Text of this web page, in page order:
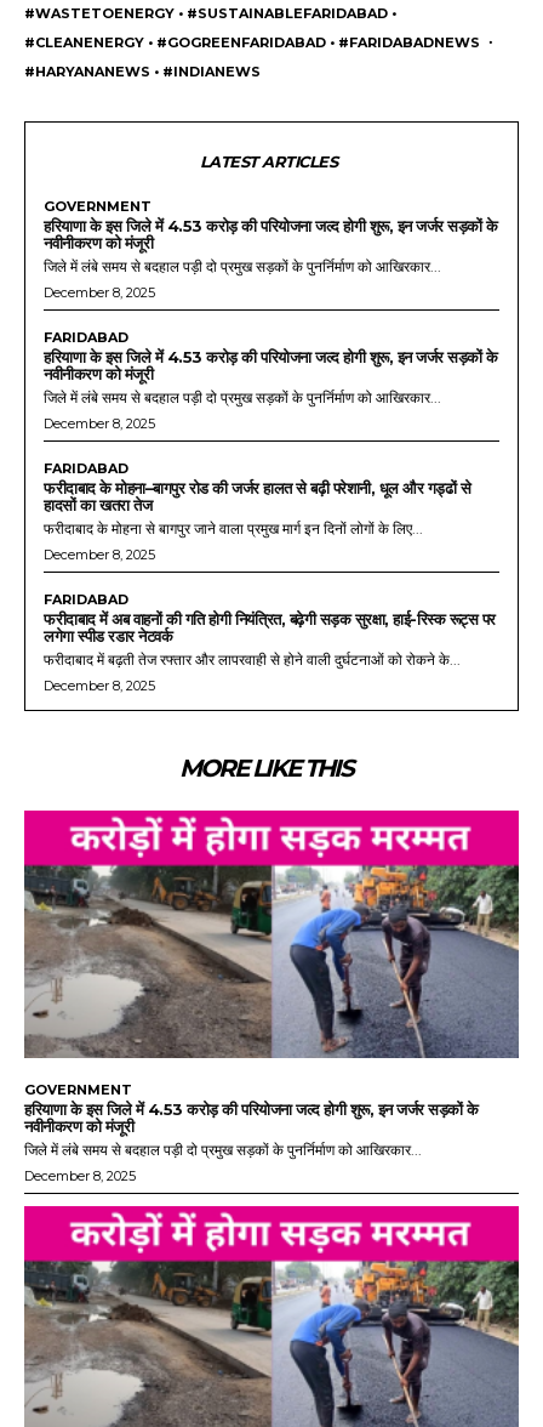
#WASTETOENERGY • #SUSTAINABLEFARIDABAD •
#CLEANENERGY • #GOGREENFARIDABAD • #FARIDABADNEWS ・
#HARYANANEWS • #INDIANEWS
LATEST ARTICLES
GOVERNMENT
हरियाणा के इस जिले में 4.53 करोड़ की परियोजना जल्द होगी शुरू, इन जर्जर सड़कों के
नवीनीकरण को मंजूरी
जिले में लंबे समय से बदहाल पड़ी दो प्रमुख सड़कों के पुनर्निर्माण को आखिरकार...
December 8, 2025
FARIDABAD
हरियाणा के इस जिले में 4.53 करोड़ की परियोजना जल्द होगी शुरू, इन जर्जर सड़कों के
नवीनीकरण को मंजूरी
जिले में लंबे समय से बदहाल पड़ी दो प्रमुख सड़कों के पुनर्निर्माण को आखिरकार...
December 8, 2025
FARIDABAD
फरीदाबाद के मोहना–बागपुर रोड की जर्जर हालत से बढ़ी परेशानी, धूल और गड्ढों से
हादसों का खतरा तेज
फरीदाबाद के मोहना से बागपुर जाने वाला प्रमुख मार्ग इन दिनों लोगों के लिए...
December 8, 2025
FARIDABAD
फरीदाबाद में अब वाहनों की गति होगी नियंत्रित, बढ़ेगी सड़क सुरक्षा, हाई-रिस्क रूट्स पर
लगेगा स्पीड रडार नेटवर्क
फरीदाबाद में बढ़ती तेज रफ्तार और लापरवाही से होने वाली दुर्घटनाओं को रोकने के...
December 8, 2025
MORE LIKE THIS
GOVERNMENT
हरियाणा के इस जिले में 4.53 करोड़ की परियोजना जल्द होगी शुरू, इन जर्जर सड़कों के
नवीनीकरण को मंजूरी
जिले में लंबे समय से बदहाल पड़ी दो प्रमुख सड़कों के पुनर्निर्माण को आखिरकार...
December 8, 2025